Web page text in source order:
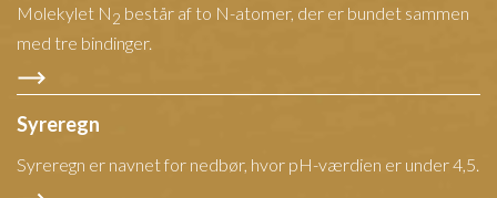
Molekylet N2 består af to N-atomer, der er bundet sammen
med tre bindinger.
Syreregn
Syreregn er navnet for nedbør, hvor pH-værdien er under 4,5.